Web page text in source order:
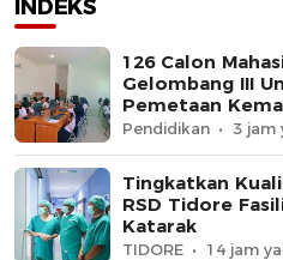
INDEKS
126 Calon
Gelombang III
Pemetaan
Awal
Pendidikan 3 jam
Tingkatkan
RSD Tidore
Katarak
TIDORE 14 jam